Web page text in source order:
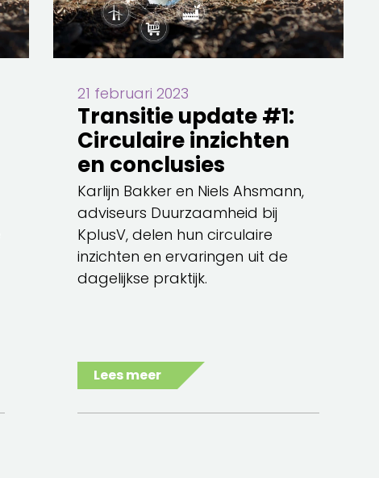
21 februari 2023
Transitie update #1:
Circulaire inzichten
en conclusies
Karlijn Bakker en Niels Ahsmann,
adviseurs Duurzaamheid bij
KplusV, delen hun circulaire
inzichten en ervaringen uit de
dagelijkse praktijk.
Lees meer